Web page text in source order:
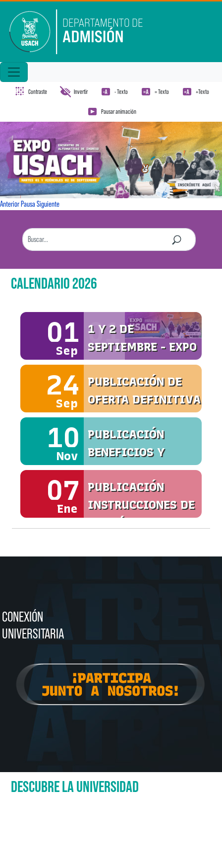
Contraste Invertir - Texto = Texto +Texto
Pausar animación
AnteriorPausaSiguiente
CALENDARIO 2026
01
Sep
1 Y 2 DE
SEPTIEMBRE - EXPO
USACH
01
24
Sep
PUBLICACIÓN DE
OFERTA DEFINITIVA
10
Nov
PUBLICACIÓN
BENEFICIOS Y
SERVICIOS
07
Ene
PUBLICACIÓN
INSTRUCCIONES DE
MATRÍCULA
CONEXIÓN
UNIVERSITARIA
DESCUBRE LA UNIVERSIDAD